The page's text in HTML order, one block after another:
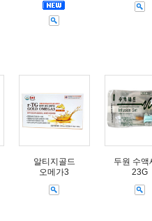
알티지골드
오메가3
두원 수액
23G